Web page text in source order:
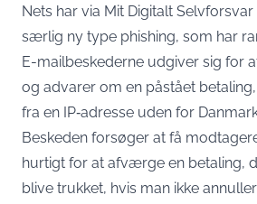
Nets har via Mit Digitalt
særlig ny type phishing, som har
E-mailbeskederne udgiver sig for
og advarer om en påstået
fra en IP‑adresse uden for
Beskeden forsøger at få
hurtigt for at afværge en betaling,
blive trukket, hvis man ikke